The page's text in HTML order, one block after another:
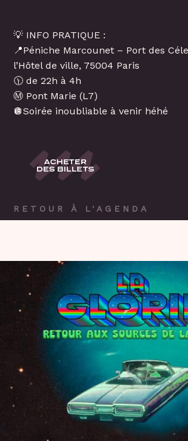
💡 INFO PRATIQUE :
📍Péniche Marcounet – Port des
l’Hôtel de ville, 75004 Paris
🕦 de 22h à 4h
Ⓜ Pont Marie (L7)
🪩Soirée inoubliable à venir héhé
RETOUR À L'AGENDA